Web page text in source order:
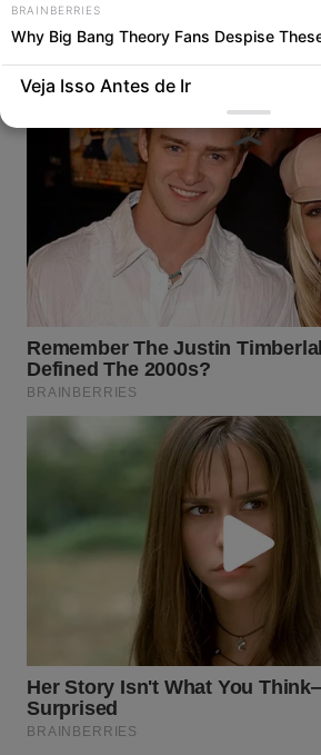
A combinação de bicarbonato
uma reação efervescente
desprender a matéria orgânica
Deixar essa mistura agir
enxaguar com água quente
elimina as larvas e as moscas
definitivamente.
A aplicação mensal dessa técnica
entupimentos futuros e afasta
necessidade de recorrer a
tóxicos. Para executar esse
BRAINBERRIES
Why Big Bang Theory Fans Despise
Veja Isso Antes de Ir